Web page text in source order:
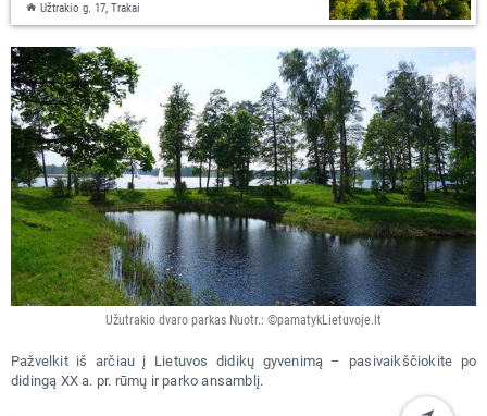
Užtrakio g. 17, Trakai
Užutrakio dvaro parkas Nuotr.: ©pamatykLietuvoje.lt
Pažvelkit iš arčiau į Lietuvos didikų gyvenimą – pasivaikščiokite po
didingą XX a. pr. rūmų ir parko ansamblį.